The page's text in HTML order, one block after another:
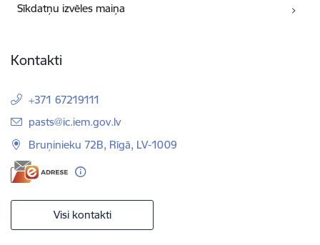
Sīkdatņu izvēles maiņa
Kontakti
+371 67219111
E-pasts:
pasts@ic.iem.gov.lv
Bruņinieku 72B, Rīgā, LV-1009
Visi kontakti